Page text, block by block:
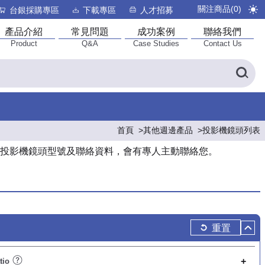
台銀採購專區 下載專區 人才招募 關注商品(0)
產品介紹
Product
常見問題
Q&A
成功案例
Case Studies
聯絡我們
Contact Us
首頁 其他週邊產品 投影機鏡頭列表
影機鏡頭型號及聯絡資料，會有專人主動聯絡您。
重置